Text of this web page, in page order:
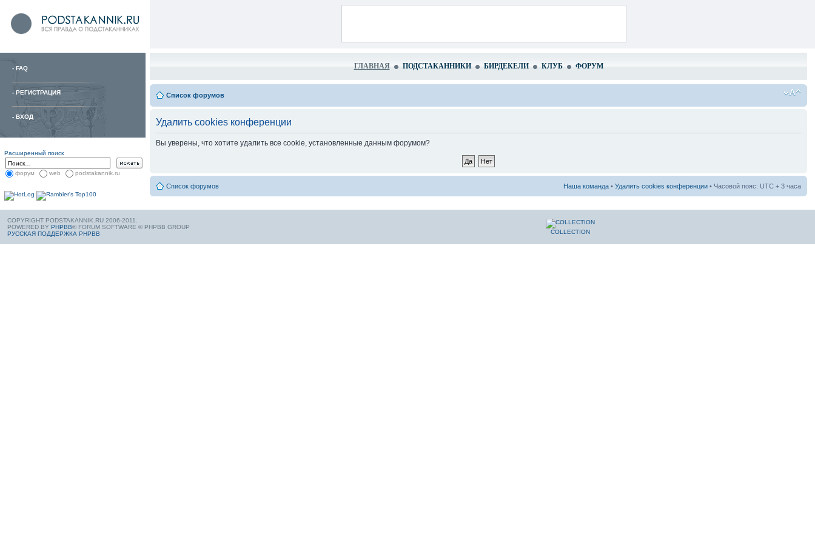
- FAQ
- РЕГИСТРАЦИЯ
- ВХОД
Расширенный поиск
форум web podstakannik.ru
ГЛАВНАЯ ПОДСТАКАННИКИ БИРДЕКЕЛИ КЛУБ ФОРУМ
Список форумов
Удалить cookies конференции
Вы уверены, что хотите удалить все cookie, установленные данным форумом?
Список форумов Наша команда • Удалить cookies конференции • Часовой пояс: UTC + 3 часа
COPYRIGHT PODSTAKANNIK.RU 2006-2011.
POWERED BY PHPBB® FORUM SOFTWARE © PHPBB GROUP
РУССКАЯ ПОДДЕРЖКА PHPBB
COLLECTION